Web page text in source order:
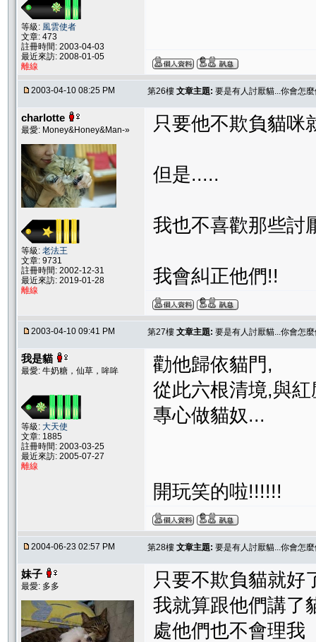
等級: 風雲使者
文章: 473
註冊時間: 2003-04-03
最近來訪: 2008-01-05
離線
2003-04-10 08:25 PM 第26樓 文章主題: 要是有人討厭貓...你會怎
charlotte
最愛: Money&Honey&Man-»
等級: 老法王
文章: 9731
註冊時間: 2002-12-31
最近來訪: 2019-01-28
離線
只要他不欺負貓咪
但是.....
我也不喜歡那些討
我會糾正他們!!
2003-04-10 09:41 PM 第27樓 文章主題: 要是有人討厭貓...你會怎
我是貓
最愛: 牛奶糖，仙草，哞哞
等級: 大天使
文章: 1885
註冊時間: 2003-03-25
最近來訪: 2005-07-27
離線
勸他歸依貓門,
從此六根清境,與
專心做貓奴...
開玩笑的啦!!!!!!
2004-06-23 02:57 PM 第28樓 文章主題: 要是有人討厭貓...你會怎
妹子
最愛: 多多
只要不欺負貓就好
我就算跟他們講了
處他們也不會理我